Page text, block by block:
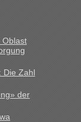
dem Zug in
es ein Zug von
kann man die
Umsteigefreie
Oblast
Die Zahl
der